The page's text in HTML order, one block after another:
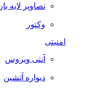
تصاویر لایه باز
وکتور
امنیتی
آنتی ویروس
دیواره آتشین